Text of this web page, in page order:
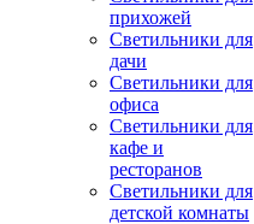
прихожей
Светильники для
дачи
Светильники для
офиса
Светильники для
кафе и
ресторанов
Светильники для
детской комнаты